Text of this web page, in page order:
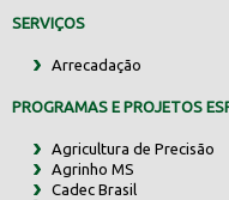
SERVIÇOS
Arrecadação
PROGRAMAS E PROJETOS
Agricultura de Precisão
Agrinho MS
Cadec Brasil